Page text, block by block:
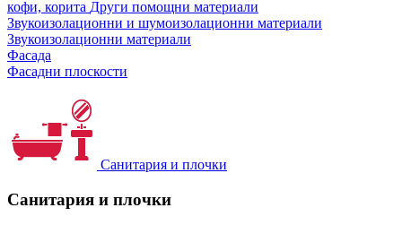
кофи, корита Други помощни материали
Звукоизолационни и шумоизолационни материали
Звукоизолационни материали
Фасада
Фасадни плоскости
Санитария и плочки
Санитария и плочки